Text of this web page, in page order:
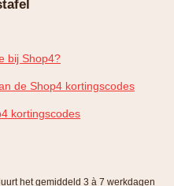
bij Shop4?
de Shop4 kortingscodes
kortingscodes
het gemiddeld 3 à 7 werkdagen